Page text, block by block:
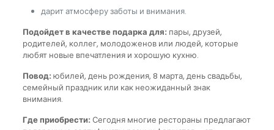
дарит атмосферу заботы и внимания.
Подойдет в качестве подарка для: пары, друзей,
родителей, коллег, молодоженов или людей, которые
любят новые впечатления и хорошую кухню.
Повод: юбилей, день рождения, 8 марта, день свадьбы,
семейный праздник или как неожиданный знак
внимания.
Где приобрести: Сегодня многие рестораны предлагают